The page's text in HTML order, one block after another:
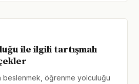
ile ilgili tartışmalı
beslenmek, öğrenme yolculuğu